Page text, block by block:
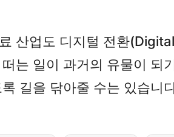
산업도 디지털 전환
는 일이 과거의 유물이 되
길을 닦아줄 수는 있습니